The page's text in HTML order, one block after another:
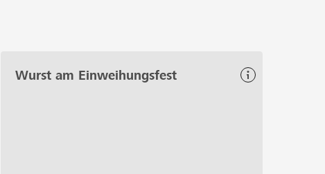
Wurst am Einweihungsfest